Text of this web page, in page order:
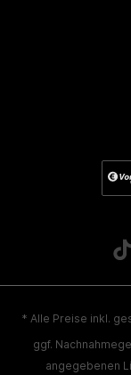
* Alle Preise inkl.
ggf.
angegebenen